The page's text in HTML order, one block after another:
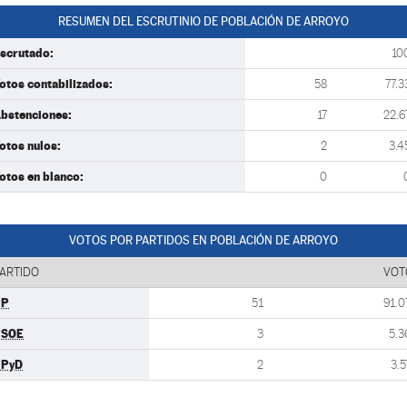
RESUMEN DEL ESCRUTINIO DE POBLACIÓN DE ARROYO
contabilizados: 58
17
nulos: 2
en blanco: 0
VOTOS POR PARTIDOS EN POBLACIÓN DE ARROYO
51
3
2